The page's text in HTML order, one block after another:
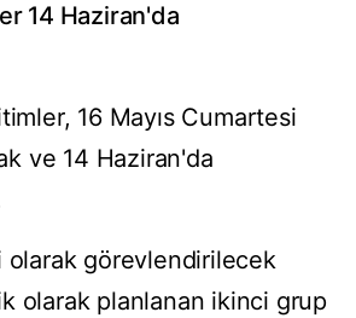
14 Haziran'da
16 Mayıs Cumartesi
ve 14 Haziran'da
görevlendirilecek
olarak planlanan ikinci grup